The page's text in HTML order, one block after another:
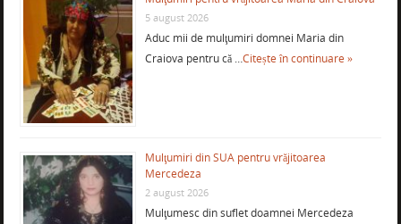
5 august 2026
Aduc mii de mulţumiri domnei Maria din
Craiova pentru că …Citește în continuare »
Mulţumiri din SUA pentru vrăjitoarea
Mercedeza
2 august 2026
Mulţumesc din suflet doamnei Mercedeza